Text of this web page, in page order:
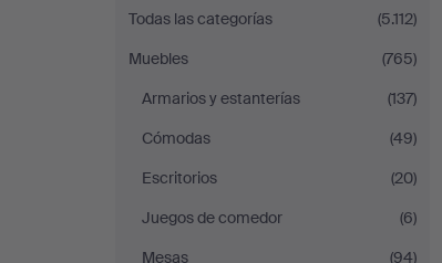
y
sillones
en
Falun
Auktionsbyrå
Todas las categorías
(5.112)
Muebles
(765)
Armarios y estanterías
(137)
Cómodas
(49)
Escritorios
(20)
Juegos de comedor
(6)
Mesas
(94)